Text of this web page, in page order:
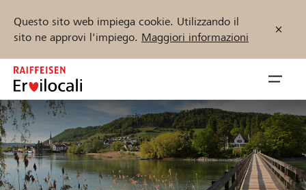
Questo sito web impiega cookie. Utilizzando il
sito ne approvi l'impiego. Maggiori informazioni
Zum
Inhalt
springen
öffnen
Inizia ora